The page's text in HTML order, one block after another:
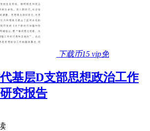
下载币15 vip免
基层D支部思想政治工作
究报告